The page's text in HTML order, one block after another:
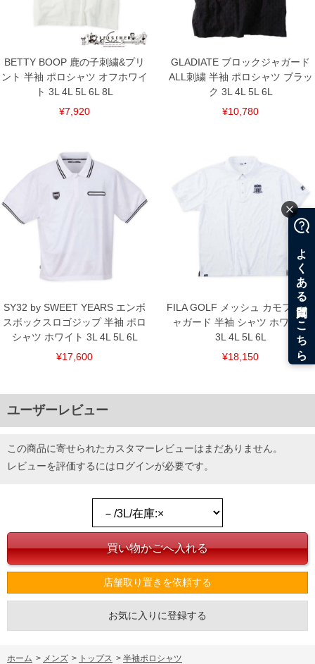
上の品が対象。1本5,999円以下の商品は有料（500円+税）となります。）
出荷まで約1週間～20日間程お時間を頂く場合がございます。
尚、裾上げした商品は返品・交換不可となりますので、予めご了承下さい。
一部、お直しに対応出来ない商品がございます。(例：裾にファスナーや調節ひもが付
いている、極端なデザインが施されている等)
※商品によって若干のサイズの誤差がございます。また、お客様がご使用の環境（コ
ンピュータ画面）によって、商品の色味が若干異なる場合がございます。予めご了承
ください。
舗からのお取り寄せ等により、お客様にご迷惑をお掛けしてしまう場合がございま
DETAIL
BETTY BOOP 鹿の子刺繍&プリ
ント 半袖 ポロシャツ オフホワイ
ト 3L 4L 5L 6L 8L
¥7,920
GLADIATE ブロックジャガード
ALL刺繍 半袖 ポロシャツ ブラッ
ク 3L 4L 5L 6L
¥10,780
SY32 by SWEET YEARS エンボ
スボックスロゴジップ 半袖 ポロ
シャツ ホワイト 3L 4L 5L 6L
¥17,600
FILA GOLF メッシュ カモフラ ジ
ャガード 半袖 シャツ ホワイト
3L 4L 5L 6L
¥18,150
ユーザーレビュー
この商品に寄せられたカスタマーレビューはまだありません。
レビューを評価するにはログインが必要です。
店舗取り置きを依頼する
お気に入りに登録する
ホーム > メンズ > トップス > 半袖ポロシャツ